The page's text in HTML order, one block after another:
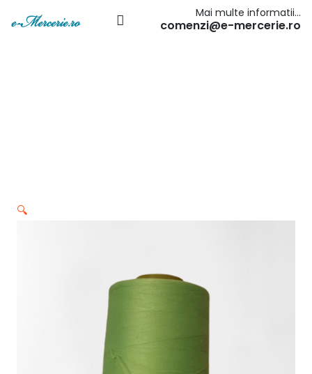
Mai multe informatii…
comenzi@e-mercerie.ro
🔍